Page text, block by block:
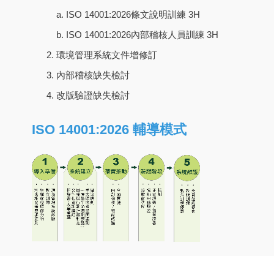
a. ISO 14001:2026條文說明訓練 3H
b. ISO 14001:2026內部稽核人員訓練 3H
環境管理系統文件增修訂
內部稽核缺失檢討
改版驗證缺失檢討
ISO 14001:2026 輔導模式